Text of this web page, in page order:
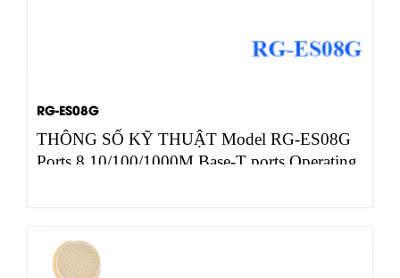
RG-ES08G
THÔNG SỐ KỸ THUẬT Model RG-ES08G
Ports 8 10/100/1000M Base-T ports Operating